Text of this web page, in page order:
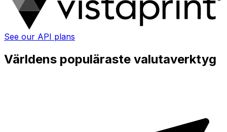
See our API plans
Världens populäraste valutaverktyg